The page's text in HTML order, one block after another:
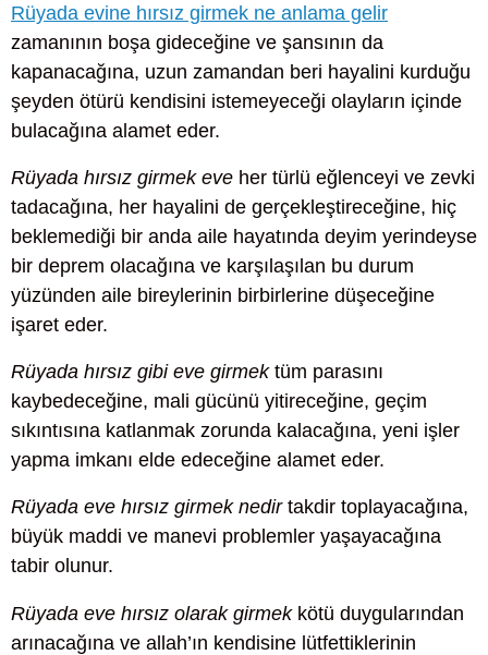
Rüyada evine hırsız girmek ne anlama gelir
zamanının boşa gideceğine ve şansının da
kapanacağına, uzun zamandan beri hayalini kurduğu
şeyden ötürü kendisini istemeyeceği olayların içinde
bulacağına alamet eder.
Rüyada hırsız girmek eve her türlü eğlenceyi ve zevki
tadacağına, her hayalini de gerçekleştireceğine, hiç
beklemediği bir anda aile hayatında deyim yerindeyse
bir deprem olacağına ve karşılaşılan bu durum
yüzünden aile bireylerinin birbirlerine düşeceğine
işaret eder.
Rüyada hırsız gibi eve girmektüm parasını
kaybedeceğine, mali gücünü yitireceğine, geçim
sıkıntısına katlanmak zorunda kalacağına, yeni işler
yapma imkanı elde edeceğine alamet eder.
Rüyada eve hırsız girmek nedirtakdir toplayacağına,
büyük maddi ve manevi problemler yaşayacağına
tabir olunur.
Rüyada eve hırsız olarak girmekkötü duygularından
arınacağına ve allah’ın kendisine lütfettiklerinin